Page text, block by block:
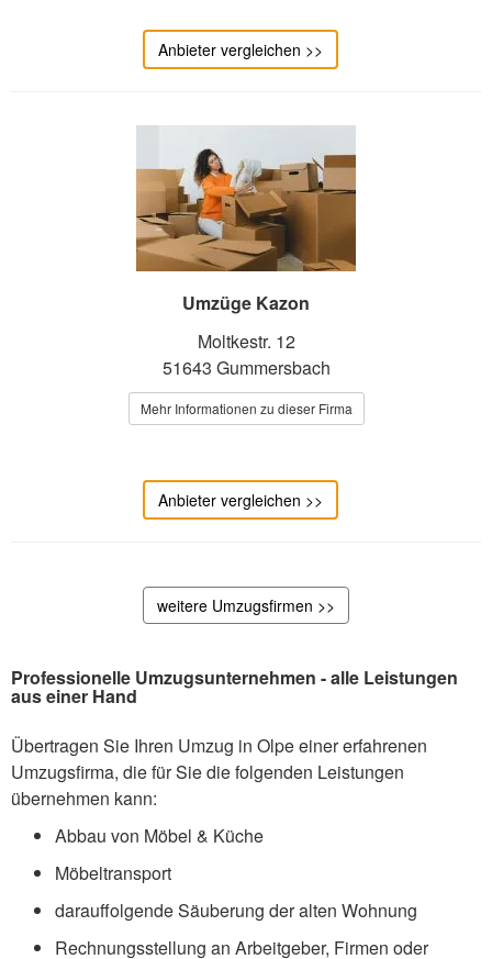
Anbieter vergleichen >>
Umzüge Kazon
Moltkestr. 12
51643 Gummersbach
Mehr Informationen zu dieser Firma
Anbieter vergleichen >>
weitere Umzugsfirmen >>
Professionelle Umzugsunternehmen - alle Leistungen
aus einer Hand
Übertragen Sie Ihren Umzug in Olpe einer erfahrenen
Umzugsfirma, die für Sie die folgenden Leistungen
übernehmen kann:
Abbau von Möbel & Küche
Möbeltransport
darauffolgende Säuberung der alten Wohnung
Rechnungsstellung an Arbeitgeber, Firmen oder